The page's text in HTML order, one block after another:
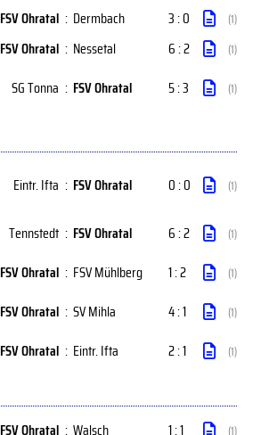
FSV Ohratal : Dermbach 3 : 0 (1)
FSV Ohratal : Nessetal 6 : 2 (1)
SG Tonna : FSV Ohratal 5 : 3 (1)
Eintr. Ifta : FSV Ohratal 0 : 0 (1)
Tennstedt : FSV Ohratal 6 : 2 (1)
FSV Ohratal : FSV Mühlberg 1 : 2 (1)
FSV Ohratal : SV Mihla 4 : 1 (1)
FSV Ohratal : Eintr. Ifta 2 : 1 (1)
FSV Ohratal : Walsch 1 : 1 (1)